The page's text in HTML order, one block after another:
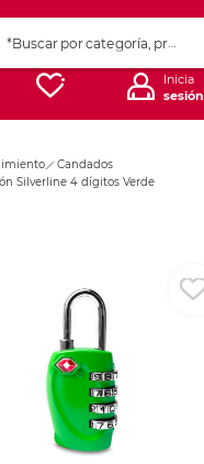
Inicia
sesión
Candados
Silverline 4 dígitos Verde